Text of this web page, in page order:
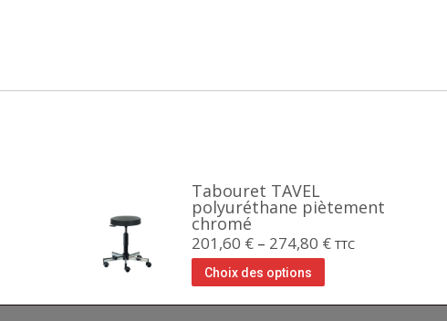
Tabouret TAVEL
polyuréthane piètement
chromé
201,60 € – 274,80 € TTC
Choix des options